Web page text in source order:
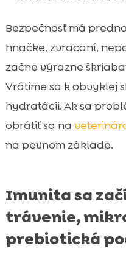
Bezpečnosť má
hnačke, zvracaní,
začne výrazne
Vrátime sa k obvyklej
hydratácii. Ak sa
obrátiť sa na
na pevnom základe.
Imunita sa
trávenie,
prebiotická